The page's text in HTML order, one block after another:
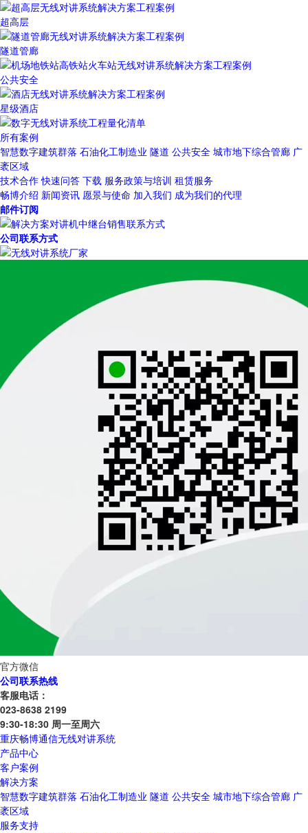
超高层
隧道管廊
公共安全
星级酒店
所有案例
智慧数字建筑群落 石油化工制造业 隧道 公共安全 城市地下综合管廊 广
袤区域
技术合作 快速问答 下载 服务政策与培训 租赁服务
畅博介绍 新闻资讯 愿景与使命 加入我们 成为我们的代理
邮件订阅
公司联系方式
官方微信
公司联系热线
客服电话：
023-8638 2199
9:30-18:30 周一至周六
重庆畅博通信无线对讲系统
产品中心
客户案例
解决方案
智慧数字建筑群落 石油化工制造业 隧道 公共安全 城市地下综合管廊 广
袤区域
服务支持